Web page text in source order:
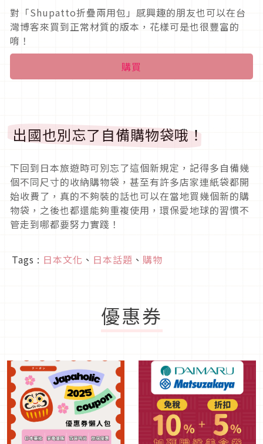
對「Shupatto折疊兩用包」感興趣的朋友也可以在台
灣博客來買到正常材質的版本，花樣可是也很豐富的
唷！
購買
出國也別忘了自備購物袋哦！
下回到日本旅遊時可別忘了這個新規定，記得多自備幾
個不同尺寸的收納購物袋，甚至有許多店家連紙袋都開
始收費了，真的不夠裝的話也可以在當地買幾個新的購
物袋，之後也都還能夠重複使用，環保愛地球的習慣不
管走到哪都要努力實踐！
Tags : 日本文化 、 日本話題 、 購物
優惠券